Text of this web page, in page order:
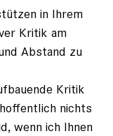
in Ihrem
Kritik am
Abstand zu
Kritik
nichts
wenn ich Ihnen